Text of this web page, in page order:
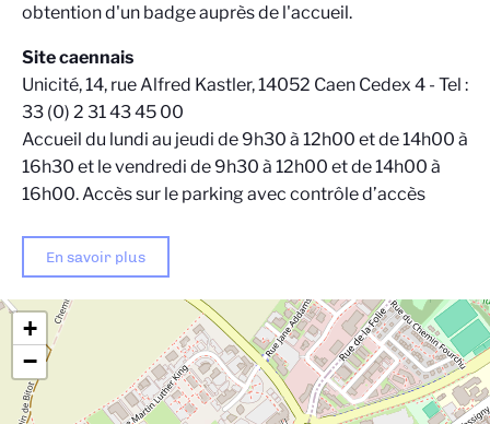
+
−
obtention d'un badge auprès de l'accueil.
Site caennais
Unicité, 14, rue Alfred Kastler, 14052 Caen Cedex 4 - Tel :
33 (0) 2 31 43 45 00
Accueil du lundi au jeudi de 9h30 à 12h00 et de 14h00 à
16h30 et le vendredi de 9h30 à 12h00 et de 14h00 à
16h00. Accès sur le parking avec contrôle d’accès
En savoir plus